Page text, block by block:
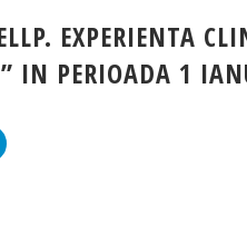
EXPERIENTA
IN PERIOADA 1